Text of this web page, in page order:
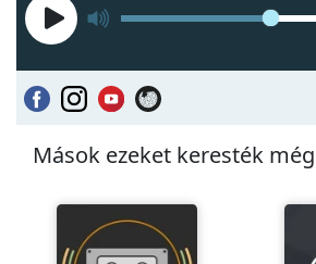
Mások ezeket keresték még